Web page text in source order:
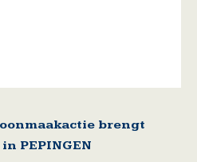
brengt
PEPINGEN